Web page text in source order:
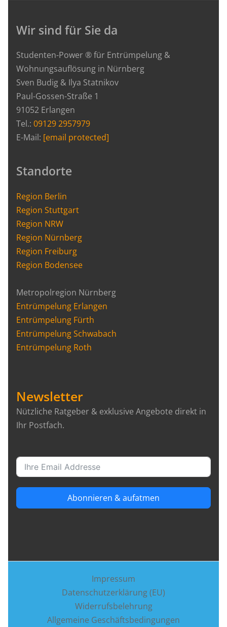
Wir sind für Sie da
Studenten-Power ® für Entrümpelung &
Wohnungsauflösung in Nürnberg
Sven Budig & Ilya Statnikov
Paul-Gossen-Straße 1
91052 Erlangen
Tel.: 09129 2957979
E-Mail: [email protected]
Standorte
Region Berlin
Region Stuttgart
Region NRW
Region Nürnberg
Region Freiburg
Region Bodensee
Metropolregion Nürnberg
Entrümpelung Erlangen
Entrümpelung Fürth
Entrümpelung Schwabach
Entrümpelung Roth
Newsletter
Nützliche Ratgeber & exklusive Angebote direkt in
Ihr Postfach.
Abonnieren & aufatmen
Impressum
Datenschutzerklärung (EU)
Widerrufsbelehrung
Allgemeine Geschäftsbedingungen